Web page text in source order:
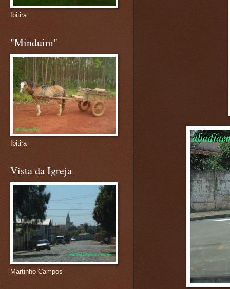
Ibitira
"Minduim"
Ibitira
Vista da Igreja
Martinho Campos